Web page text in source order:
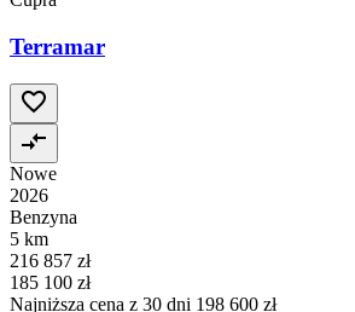
Terramar
Nowe
2026
Benzyna
5 km
216 857 zł
185 100 zł
Najniższa cena z 30 dni 198 600 zł